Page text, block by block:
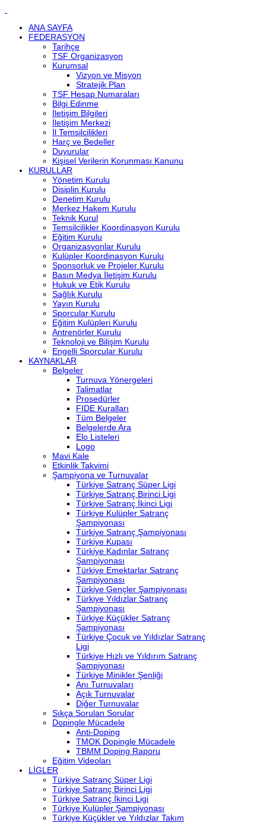
ANA SAYFA
FEDERASYON
Tarihçe
TSF Organizasyon
Kurumsal
Vizyon ve Misyon
Stratejik Plan
TSF Hesap Numaraları
Bilgi Edinme
İletişim Bilgileri
İletişim Merkezi
İl Temsilcilikleri
Harç ve Bedeller
Duyurular
Kişisel Verilerin Korunması Kanunu
KURULLAR
Yönetim Kurulu
Disiplin Kurulu
Denetim Kurulu
Merkez Hakem Kurulu
Teknik Kurul
Temsilcilikler Koordinasyon Kurulu
Eğitim Kurulu
Organizasyonlar Kurulu
Kulüpler Koordinasyon Kurulu
Sponsorluk ve Projeler Kurulu
Basın Medya İletişim Kurulu
Hukuk ve Etik Kurulu
Sağlık Kurulu
Yayın Kurulu
Sporcular Kurulu
Eğitim Kulüpleri Kurulu
Antrenörler Kurulu
Teknoloji ve Bilişim Kurulu
Engelli Sporcular Kurulu
KAYNAKLAR
Belgeler
Turnuva Yönergeleri
Talimatlar
Prosedürler
FIDE Kuralları
Tüm Belgeler
Belgelerde Ara
Elo Listeleri
Logo
Mavi Kale
Etkinlik Takvimi
Şampiyona ve Turnuvalar
Türkiye Satranç Süper Ligi
Türkiye Satranç Birinci Ligi
Türkiye Satranç İkinci Ligi
Türkiye Kulüpler Satranç
Şampiyonası
Türkiye Satranç Şampiyonası
Türkiye Kupası
Türkiye Kadınlar Satranç
Şampiyonası
Türkiye Emektarlar Satranç
Şampiyonası
Türkiye Gençler Şampiyonası
Türkiye Yıldızlar Satranç
Şampiyonası
Türkiye Küçükler Satranç
Şampiyonası
Türkiye Çocuk ve Yıldızlar Satranç
Ligi
Türkiye Hızlı ve Yıldırım Satranç
Şampiyonası
Türkiye Minikler Şenliği
Anı Turnuvaları
Açık Turnuvalar
Diğer Turnuvalar
Sıkça Sorulan Sorular
Dopingle Mücadele
Anti-Doping
TMOK Dopingle Mücadele
TBMM Doping Raporu
Eğitim Videoları
LİGLER
Türkiye Satranç Süper Ligi
Türkiye Satranç Birinci Ligi
Türkiye Satranç İkinci Ligi
Türkiye Kulüpler Şampiyonası
Türkiye Küçükler ve Yıldızlar Takım